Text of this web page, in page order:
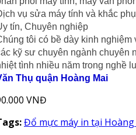
vụ sửa máy tính và khắc
tín, Chuyên nghiệp
tôi có bề dày kinh nghiệm
kỹ sư chuyên ngành chuyên
tình nhiều năm trong nghề
Thụ quận Hoàng Mai
VNĐ
Đổ mực máy in tại